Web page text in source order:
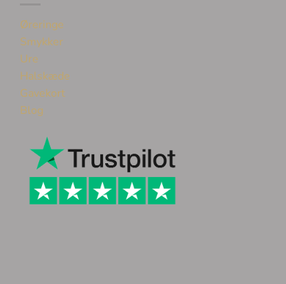
Øreringe
Smykker
Ure
Halskæde
Gavekort
Blog